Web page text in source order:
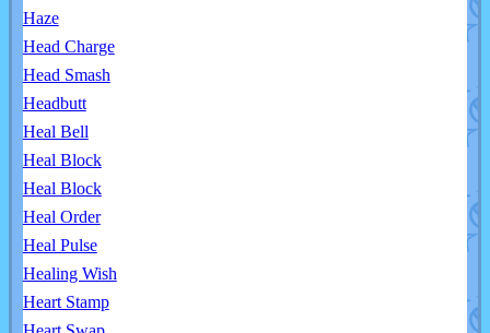
Haze
Head Charge
Head Smash
Headbutt
Heal Bell
Heal Block
Heal Block
Heal Order
Heal Pulse
Healing Wish
Heart Stamp